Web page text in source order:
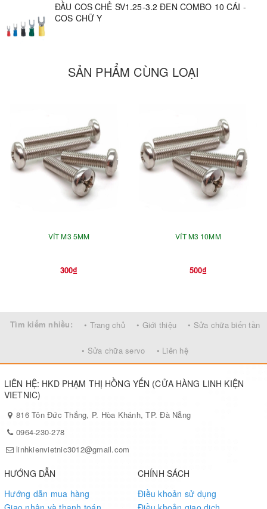
ĐẦU COS CHẺ SV1.25-3.2 ĐEN COMBO 10 CÁI -
COS CHỮ Y
SẢN PHẨM CÙNG LOẠI
VÍT M3 5MM
300₫
VÍT M3 10MM
500₫
Tìm kiếm nhiều: • Trang chủ • Giới thiệu • Sửa chữa biến tần
• Sửa chữa servo • Liên hệ
LIÊN HỆ: HKD PHẠM THỊ HỒNG YẾN (CỬA HÀNG LINH KIỆN
VIETNIC)
816 Tôn Đức Thắng, P. Hòa Khánh, TP. Đà Nẵng
0964-230-278
linhkienvietnic3012@gmail.com
HƯỚNG DẪN
Hướng dẫn mua hàng
CHÍNH SÁCH
Điều khoản sử dụng